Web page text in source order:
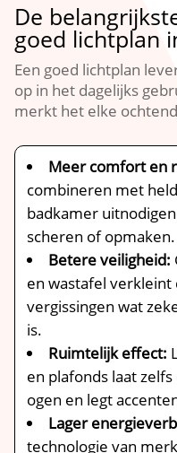
De
goed lichtplan
Een goed lichtplan
op in het dagelijks
merkt het elke
Meer comfort en
combineren met
badkamer
scheren of opmaken.​
Betere veiligheid:
en wastafel verkleint
vergissingen wat
is.​
Ruimtelijk effect:
en plafonds laat
ogen en legt
Lager
technologie van